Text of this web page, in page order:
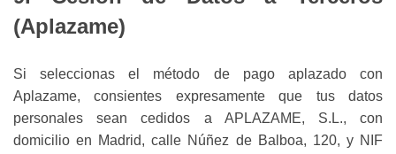
(Aplazame)
Si seleccionas el método de pago aplazado con
Aplazame, consientes expresamente que tus datos
personales sean cedidos a APLAZAME, S.L., con
domicilio en Madrid, calle Núñez de Balboa, 120, y NIF